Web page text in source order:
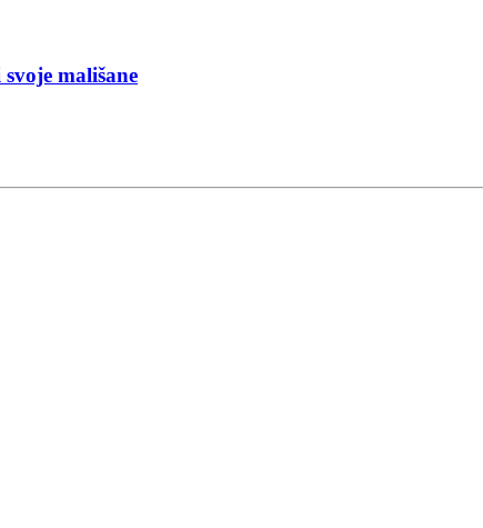
mališane